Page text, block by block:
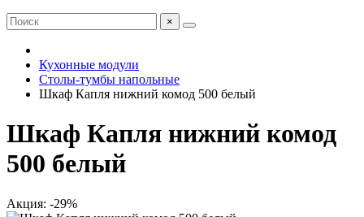
×
Кухонные модули
Столы-тумбы напольные
Шкаф Капля нижний комод 500 белый
Шкаф Капля нижний комод
500 белый
Акция: -29%